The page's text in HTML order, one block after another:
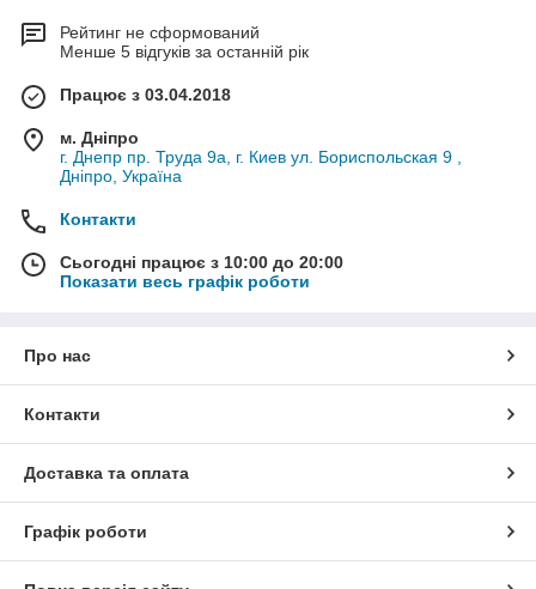
Рейтинг не сформований
Менше 5 відгуків за останній рік
Працює з 03.04.2018
м. Дніпро
г. Днепр пр. Труда 9а, г. Киев ул. Бориспольская 9 ,
Дніпро, Україна
Контакти
Сьогодні працює з 10:00 до 20:00
Показати весь графік роботи
Про нас
Контакти
Доставка та оплата
Графік роботи